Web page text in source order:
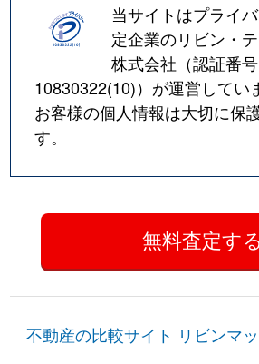
当サイトはプライ
定企業のリビン・
株式会社（認証番号
10830322(10)）が運営してい
お客様の個人情報は大切に保
す。
不動産の比較サイト リビンマ